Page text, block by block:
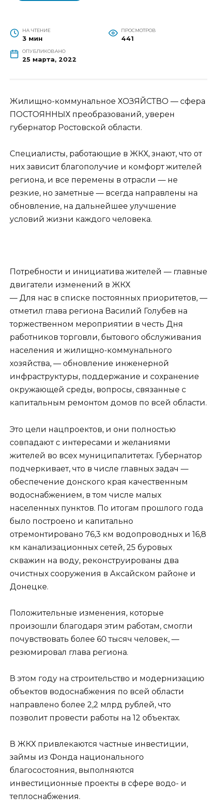
НА ЧТЕНИЕ
3 мин
ПРОСМОТРОВ
441
ОПУБЛИКОВАНО
25 марта, 2022
Жилищно-коммунальное ХОЗЯЙСТВО — сфера
ПОСТОЯННЫХ преобразований, уверен
губернатор Ростовской области.
Специалисты, работающие в ЖКХ, знают, что от
них зависит благополучие и комфорт жителей
региона, и все перемены в отрасли — не
резкие, но заметные — всегда направлены на
обновление, на дальнейшее улучшение
условий жизни каждого человека.
Потребности и инициатива жителей — главные
двигатели изменений в ЖКХ
— Для нас в списке постоянных приоритетов, —
отметил глава региона Василий Голубев на
торжественном мероприятии в честь Дня
работников торговли, бытового обслуживания
населения и жилищно-коммунального
хозяйства, — обновление инженерной
инфраструктуры, поддержание и сохранение
окружающей среды, вопросы, связанные с
капитальным ремонтом домов по всей области.
Это цели нацпроектов, и они полностью
совпадают с интересами и желаниями
жителей во всех муниципалитетах. Губернатор
подчеркивает, что в числе главных задач —
обеспечение донского края качественным
водоснабжением, в том числе малых
населенных пунктов. По итогам прошлого года
было построено и капитально
отремонтировано 76,3 км водопроводных и 16,8
км канализационных сетей, 25 буровых
скважин на воду, реконструированы два
очистных сооружения в Аксайском районе и
Донецке.
Положительные изменения, которые
произошли благодаря этим работам, смогли
почувствовать более 60 тысяч человек, —
резюмировал глава региона.
В этом году на строительство и модернизацию
объектов водоснабжения по всей области
направлено более 2,2 млрд рублей, что
позволит провести работы на 12 объектах.
В ЖКХ привлекаются частные инвестиции,
займы из Фонда национального
благосостояния, выполняются
инвестиционные проекты в сфере водо- и
теплоснабжения.